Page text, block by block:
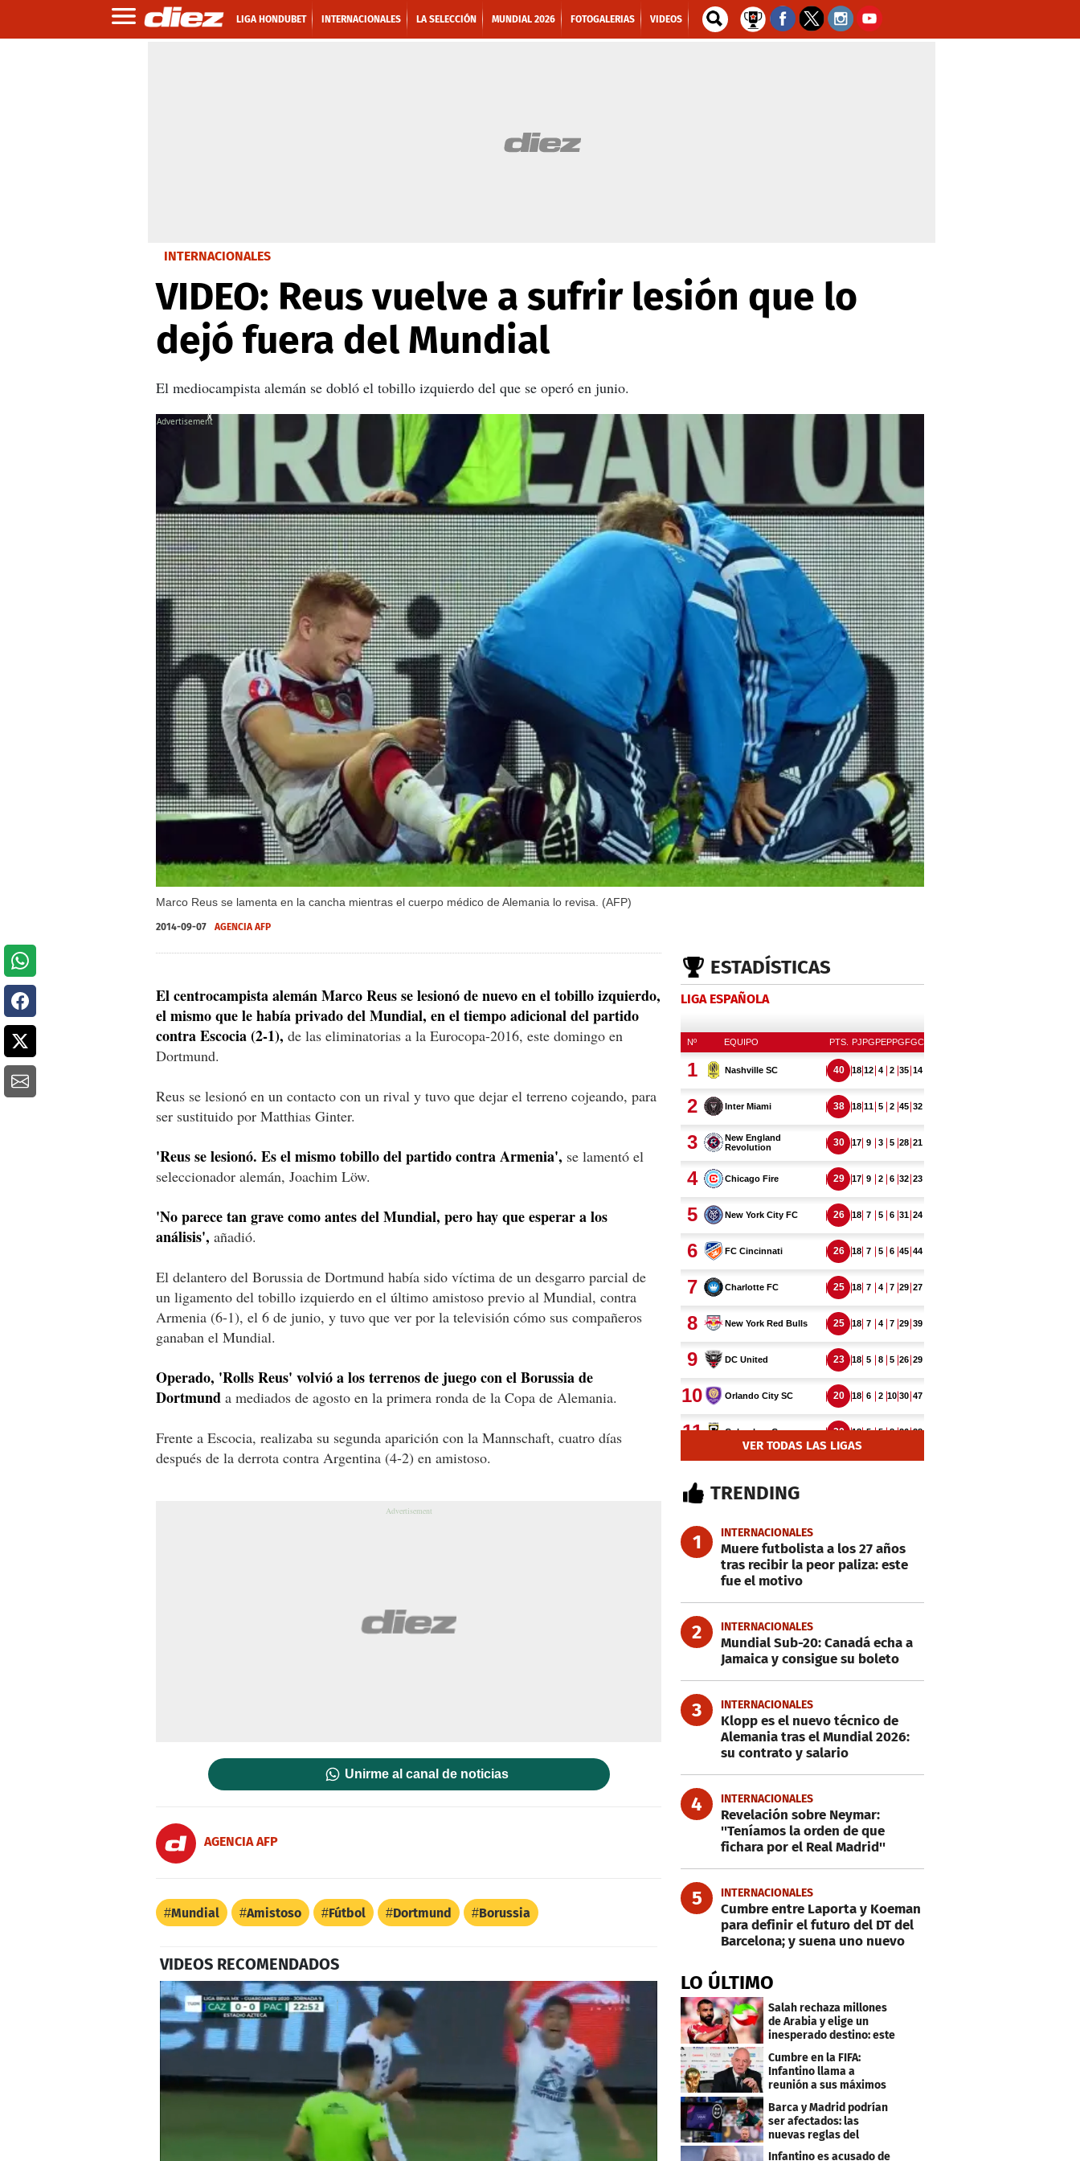
LIGA HONDUBET INTERNACIONALES LA SELECCIÓN MUNDIAL 2026 FOTOGALERIAS VIDEOS
INTERNACIONALES
VIDEO: Reus vuelve a sufrir lesión que lo
dejó fuera del Mundial
El mediocampista alemán se dobló el tobillo izquierdo del que se operó en junio.
Marco Reus se lamenta en la cancha mientras el cuerpo médico de Alemania lo revisa. (AFP)
X
2014-09-07 AGENCIA AFP
El centrocampista alemán Marco Reus se lesionó de nuevo en el tobillo izquierdo,
el mismo que le había privado del Mundial, en el tiempo adicional del partido
contra Escocia (2-1), de las eliminatorias a la Eurocopa-2016, este domingo en
Dortmund.
Reus se lesionó en un contacto con un rival y tuvo que dejar el terreno cojeando, para
ser sustituido por Matthias Ginter.
'Reus se lesionó. Es el mismo tobillo del partido contra Armenia', se lamentó el
seleccionador alemán, Joachim Löw.
'No parece tan grave como antes del Mundial, pero hay que esperar a los
análisis', añadió.
El delantero del Borussia de Dortmund había sido víctima de un desgarro parcial de
un ligamento del tobillo izquierdo en el último amistoso previo al Mundial, contra
Armenia (6-1), el 6 de junio, y tuvo que ver por la televisión cómo sus compañeros
ganaban el Mundial.
Operado, 'Rolls Reus' volvió a los terrenos de juego con el Borussia de
Dortmund a mediados de agosto en la primera ronda de la Copa de Alemania.
Frente a Escocia, realizaba su segunda aparición con la Mannschaft, cuatro días
después de la derrota contra Argentina (4-2) en amistoso.
Unirme al canal de noticias
AGENCIA AFP
Mundial Amistoso Fútbol Dortmund Borussia
VIDEOS RECOMENDADOS
ESTADÍSTICAS
LIGA ESPAÑOLA
VER TODAS LAS LIGAS
TRENDING
1 INTERNACIONALES
Muere futbolista a los 27 años
tras recibir la peor paliza: este
fue el motivo
2 INTERNACIONALES
Mundial Sub-20: Canadá echa a
Jamaica y consigue su boleto
3 INTERNACIONALES
Klopp es el nuevo técnico de
Alemania tras el Mundial 2026:
su contrato y salario
4 INTERNACIONALES
Revelación sobre Neymar:
''Teníamos la orden de que
fichara por el Real Madrid''
5 INTERNACIONALES
Cumbre entre Laporta y Koeman
para definir el futuro del DT del
Barcelona; y suena uno nuevo
LO ÚLTIMO
Salah rechaza millones
de Arabia y elige un
inesperado destino: este
será su club
Cumbre en la FIFA:
Infantino llama a
reunión a sus máximos
Barca y Madrid podrían
ser afectados: las
nuevas reglas del
arbitraje en LaLiga
Infantino es acusado de